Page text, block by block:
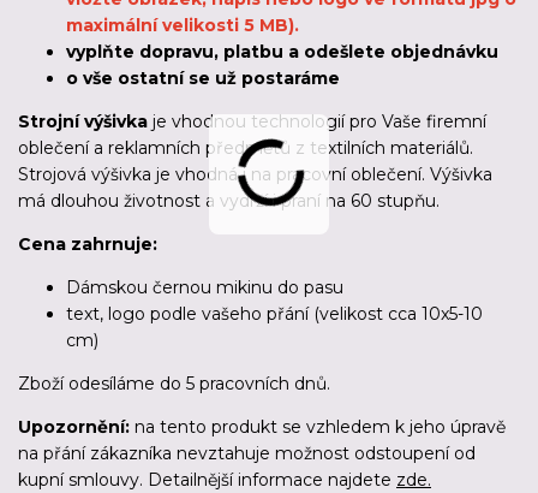
maximální velikosti 5 MB).
vyplňte dopravu, platbu a odešlete objednávku
o vše ostatní se už postaráme
Strojní výšivka je vhodnou technologií pro Vaše firemní
oblečení a reklamních předmětů z textilních materiálů.
Strojová výšivka je vhodná i na pracovní oblečení. Výšivka
má dlouhou životnost a vydrží i praní na 60 stupňu.
Cena zahrnuje:
Dámskou černou mikinu do pasu
text, logo podle vašeho přání (velikost cca 10x5-10
cm)
Zboží odesíláme do 5 pracovních dnů.
Upozornění: na tento produkt se vzhledem k jeho úpravě
na přání zákazníka nevztahuje možnost odstoupení od
kupní smlouvy. Detailnější informace najdete zde.